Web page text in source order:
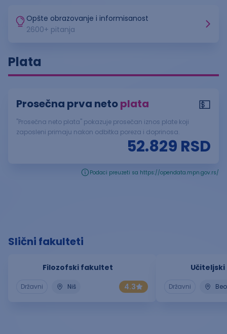
Opšte obrazovanje i informisanost
2600+ pitanja
Plata
Prosečna prva netoplata 💵
"Prosečna neto plata" pokazuje prosečan iznos plate koji
zaposleni primaju nakon odbitka poreza i doprinosa.
52.829 RSD
Podaci preuzeti sa https://opendata.mpn.gov.rs/
Slični fakulteti
Filozofski fakultet
Državni Niš 4.3 Državni